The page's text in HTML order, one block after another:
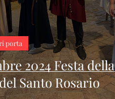
2024 Festa della
Santo Rosario
porta